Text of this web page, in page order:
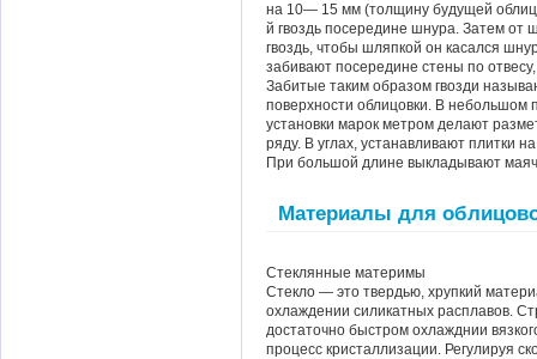
на 10— 15 мм (толщину будущей
й гвоздь посередине шнура. Затем от
гвоздь, чтобы шляпкой он касался
забивают посередине стены по
Забитые таким образом гвозди
поверхности облицовки. В небольшом
установки марок метром делают
ряду. В углах, устанавливают плитки
При большой длине выкладывают
Материалы для
Стеклянные материмы
Стекло — это твердью, хрупкий
охлаждении силикатных расплавов.
достаточно быстром охлажднии
процесс кристаллизации. Регулируя